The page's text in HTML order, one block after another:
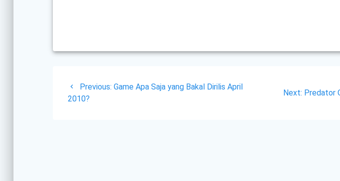
Post
navigation
Previous: Previous
Game Apa Saja yang Bakal Dirilis April
2010?
Next: Next
Predator